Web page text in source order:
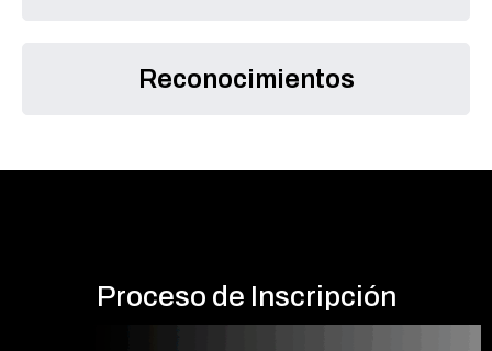
Reconocimientos
Proceso de Inscripción